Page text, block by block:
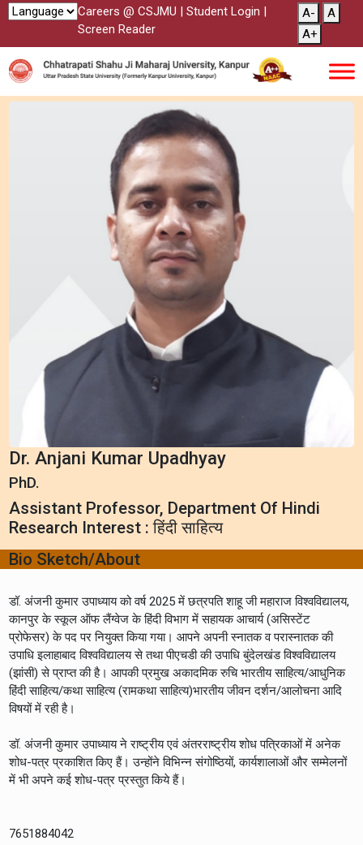
Careers @ CSJMU | Student Login |
Screen Reader
A-
A
A+
Dr. Anjani Kumar Upadhyay
PhD.
Assistant Professor, Department Of Hindi
Research Interest : हिंदी साहित्य
Bio Sketch/About
डॉ. अंजनी कुमार उपाध्याय को वर्ष 2025 में छत्रपति शाहू जी महाराज विश्वविद्यालय,
कानपुर के स्कूल ऑफ लैंग्वेज के हिंदी विभाग में सहायक आचार्य (असिस्टेंट
प्रोफेसर) के पद पर नियुक्त किया गया। आपने अपनी स्नातक व परास्नातक की
उपाधि इलाहाबाद विश्वविद्यालय से तथा पीएचडी की उपाधि बुंदेलखंड विश्वविद्यालय
(झांसी) से प्राप्त की है। आपकी प्रमुख अकादमिक रुचि भारतीय साहित्य/आधुनिक
हिंदी साहित्य/कथा साहित्य (रामकथा साहित्य)भारतीय जीवन दर्शन/आलोचना आदि
विषयों में रही है।
डॉ. अंजनी कुमार उपाध्याय ने राष्ट्रीय एवं अंतरराष्ट्रीय शोध पत्रिकाओं में अनेक
शोध-पत्र प्रकाशित किए हैं। उन्होंने विभिन्न संगोष्ठियों, कार्यशालाओं और सम्मेलनों
में भी अपने कई शोध-पत्र प्रस्तुत किये हैं।
7651884042